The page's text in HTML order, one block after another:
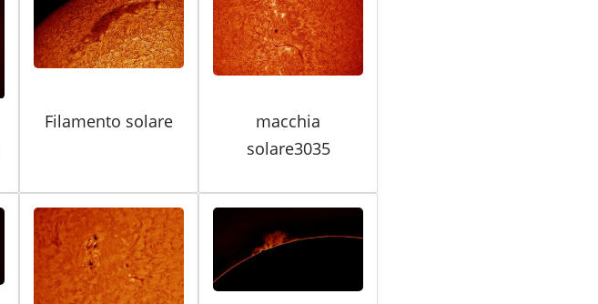
Filamento solare
macchia
solare3035